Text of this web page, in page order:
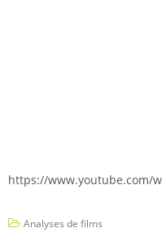
https://www.youtube.com/
Analyses de films